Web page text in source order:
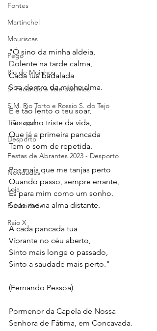
Fontes
Martinchel
Mouriscas
Pego
Rio de Moinhos
S. Facundo e Vale das Mós
S.M. Rio Torto e Rossio S. do Tejo
Tramagal
Desporto
Festas de Abrantes 2023 - Desporto
Novidades
Loja
Publicidade
Raio X
"Ó sino da minha aldeia,
Dolente na tarde calma,
Cada tua badalada
Soa dentro da minha alma.
E é tão lento o teu soar,
Tão como triste da vida,
Que já a primeira pancada
Tem o som de repetida.
Por mais que me tanjas perto
Quando passo, sempre errante,
És para mim como um sonho.
Soas-me na alma distante.
A cada pancada tua
Vibrante no céu aberto,
Sinto mais longe o passado,
Sinto a saudade mais perto."
(Fernando Pessoa)
Pormenor da Capela de Nossa
Senhora de Fátima, em Concavada.